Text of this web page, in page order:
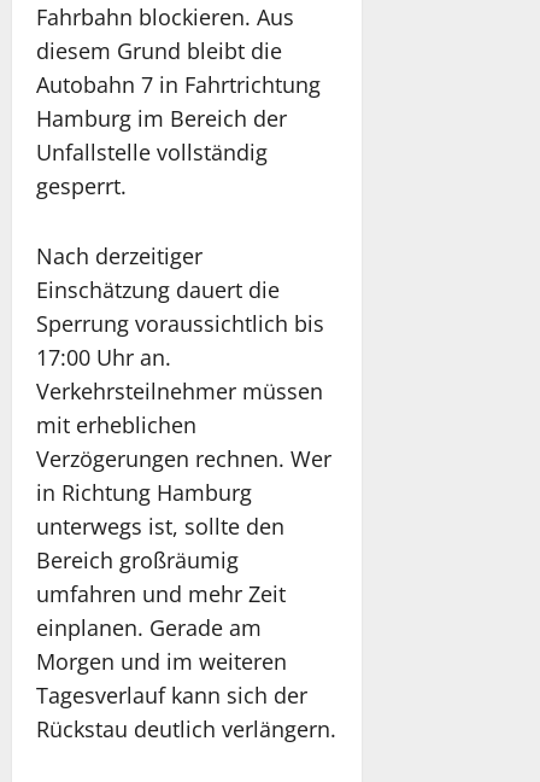
Fahrbahn blockieren. Aus
diesem Grund bleibt die
Autobahn 7 in Fahrtrichtung
Hamburg im Bereich der
Unfallstelle vollständig
gesperrt.
Nach derzeitiger
Einschätzung dauert die
Sperrung voraussichtlich bis
17:00 Uhr an.
Verkehrsteilnehmer müssen
mit erheblichen
Verzögerungen rechnen. Wer
in Richtung Hamburg
unterwegs ist, sollte den
Bereich großräumig
umfahren und mehr Zeit
einplanen. Gerade am
Morgen und im weiteren
Tagesverlauf kann sich der
Rückstau deutlich verlängern.